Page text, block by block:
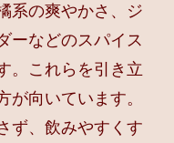
系の爽やかさ、ジ
ーなどのスパイス
。これらを引き立
が向いています。
ず、飲みやすくす